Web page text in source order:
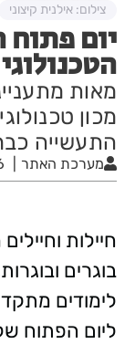
יום פתוח
מכון
התעשייה
מערכת האתר
צילום: אילנית קיצוני
חיילות
בוגרים
לימודים